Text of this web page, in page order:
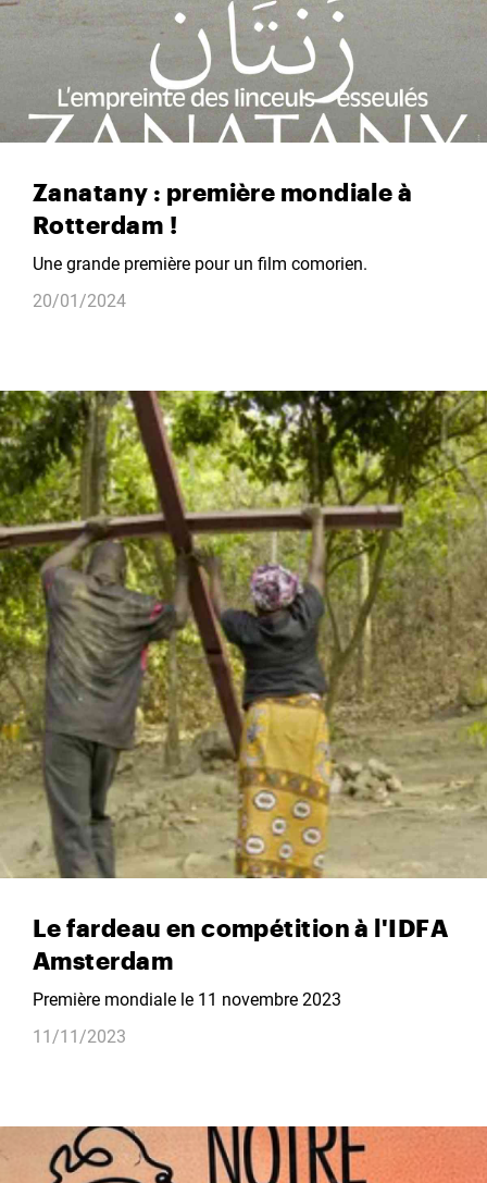
Zanatany : première mondiale à
Rotterdam !
Une grande première pour un film comorien.
20/01/2024
Le fardeau en compétition à l'IDFA
Amsterdam
Première mondiale le 11 novembre 2023
11/11/2023